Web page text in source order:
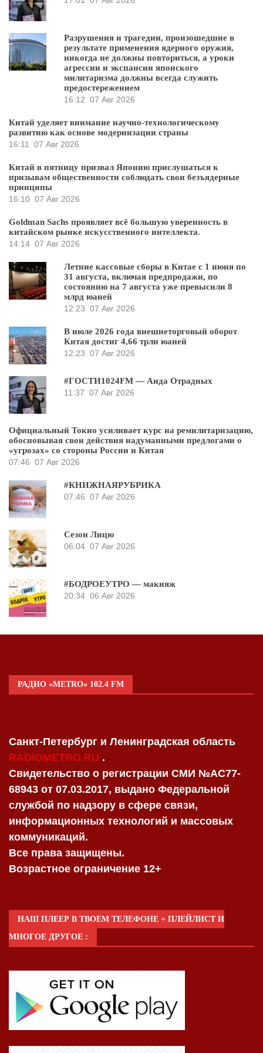
Разрушения и трагедии, произошедшие в
результате применения ядерного оружия,
никогда не должны повториться, а уроки
агрессии и экспансии японского
милитаризма должны всегда служить
предостережением
16:12 07 Авг 2026
Китай уделяет внимание научно-технологическому
развитию как основе модернизации страны
16:11
07 Авг 2026
Китай в пятницу призвал Японию прислушаться к
призывам общественности соблюдать свои безъядерные
принципы
16:10 07 Авг 2026
Goldman Sachs проявляет всё большую уверенность в
китайском рынке искусственного интеллекта.
14:14 07 Авг 2026
Летние кассовые сборы в Китае с 1 июня по
31 августа, включая предпродажи, по
состоянию на 7 августа уже превысили 8
млрд юаней
12:23 07 Авг 2026
В июле 2026 года внешнеторговый оборот
Китая достиг 4,66 трлн юаней
12:23 07 Авг 2026
#ГОСТИ1024FM — Аида Отрадных
11:37 07 Авг 2026
Официальный Токио усиливает курс на ремилитаризацию,
обосновывая свои действия надуманными предлогами о
«угрозах» со стороны России и Китая
07:46 07 Авг 2026
#КНИЖНАЯРУБРИКА
07:46 07 Авг 2026
Сезон Лицю
06:04 07 Авг 2026
#БОДРОЕУТРО — макияж
20:34 06 Авг 2026
РАДИО «METRO» 102.4 FM
Санкт-Петербург и Ленинградская область
RADIOMETRO.RU .
Свидетельство о регистрации СМИ №AC77-
68943 от 07.03.2017, выдано Федеральной
службой по надзору в сфере связи,
информационных технологий и массовых
коммуникаций.
Все права защищены.
Возрастное ограничение 12+
НАШ ПЛЕЕР В ТВОЕМ ТЕЛЕФОНЕ + ПЛЕЙЛИСТ И
МНОГОЕ ДРУГОЕ :